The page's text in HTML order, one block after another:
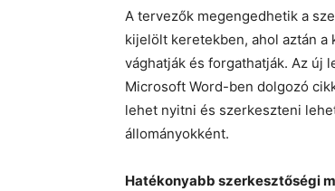
A tervezők megengedhetik a
kijelölt keretekben, ahol aztán
vághatják és forgathatják. Az új
Microsoft Word-ben dolgozó
lehet nyitni és szerkeszteni
állományokként.
Hatékonyabb szerkesztőségi